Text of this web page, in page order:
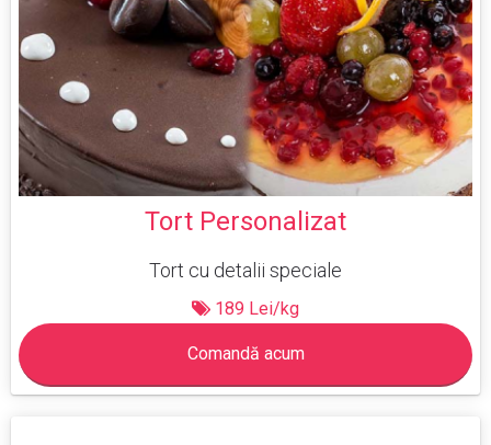
Tort Personalizat
Tort cu detalii speciale
189 Lei/kg
Comandă acum